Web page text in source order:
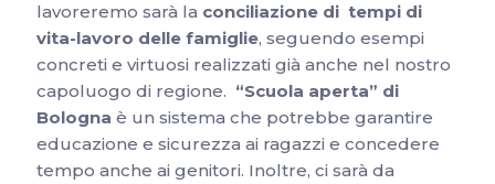
lavoreremo sarà la conciliazione di tempi di
vita-lavoro delle famiglie, seguendo esempi
concreti e virtuosi realizzati già anche nel nostro
capoluogo di regione. “Scuola aperta” di
Bologna è un sistema che potrebbe garantire
educazione e sicurezza ai ragazzi e concedere
tempo anche ai genitori. Inoltre, ci sarà da